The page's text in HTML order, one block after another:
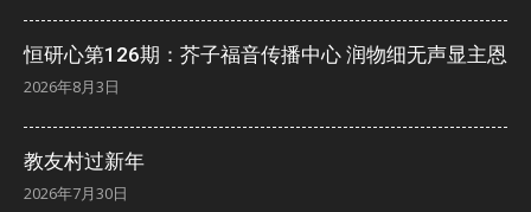
恒研心第126期：芥子福音传播中心 润物细无声显主恩
2026年8月3日
教友村过新年
2026年7月30日